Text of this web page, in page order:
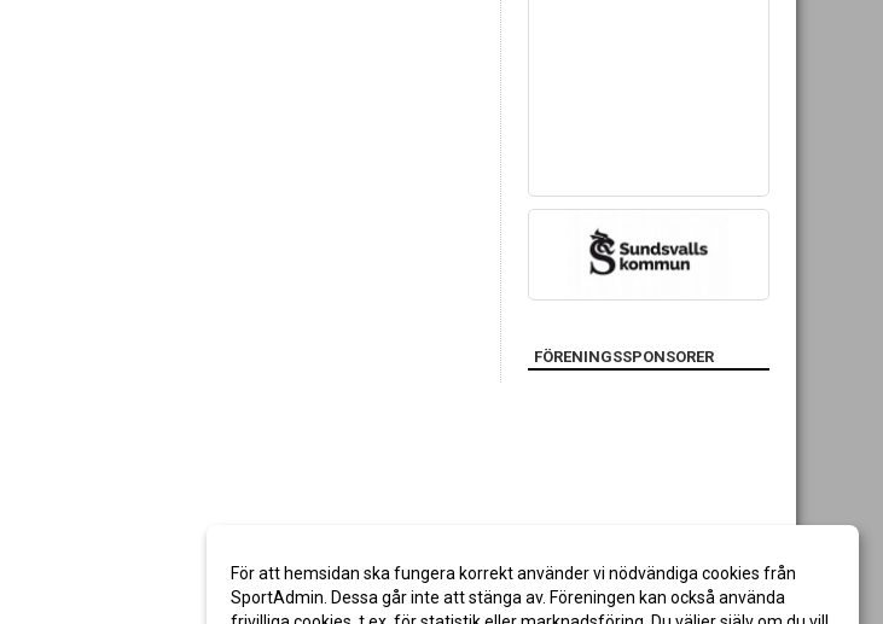
FÖRENINGSSPONSORER
För att hemsidan ska fungera korrekt använder vi nödvändiga cookies från
SportAdmin. Dessa går inte att stänga av. Föreningen kan också använda